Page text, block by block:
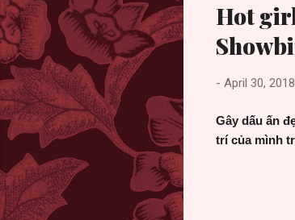
Hot
- April 30, 2018
Gây dấu ấn
trí của mình